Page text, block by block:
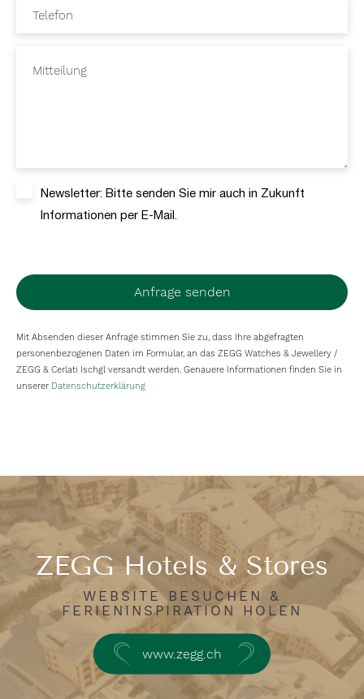
Telefon
Mitteilung
Newsletter: Bitte senden Sie mir auch in Zukunft
Informationen per E-Mail.
Anfrage senden
Mit Absenden dieser Anfrage stimmen Sie zu, dass Ihre abgefragten
personenbezogenen Daten im Formular, an das ZEGG Watches & Jewellery /
ZEGG & Cerlati Ischgl versandt werden. Genauere Informationen finden Sie in
unserer Datenschutzerklärung
ZEGG Hotels & Stores
WEBSITE BESUCHEN &
FERIENINSPIRATION HOLEN
www.zegg.ch